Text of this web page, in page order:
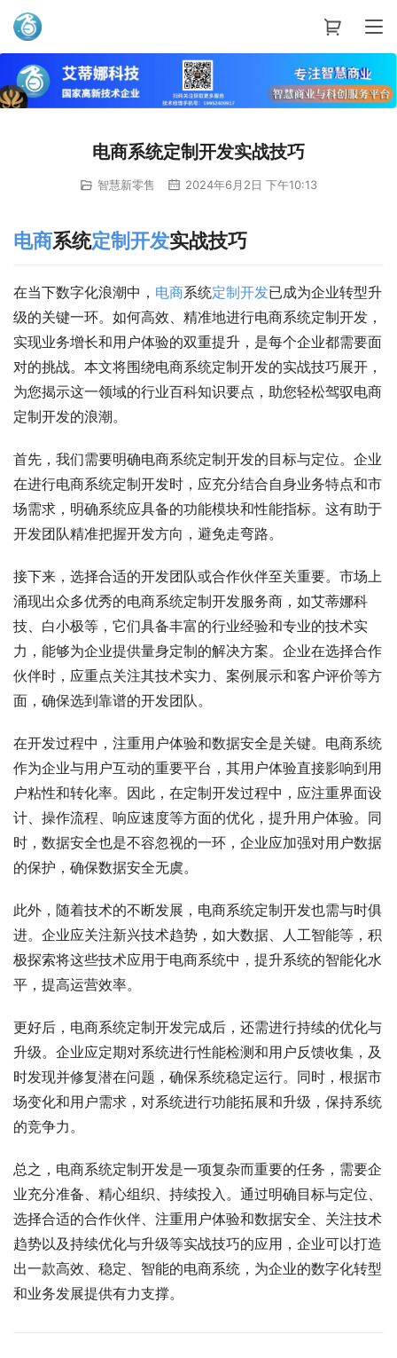
艾蒂娜科技
电商系统定制开发实战技巧
智慧新零售 2024年6月2日 下午10:13
电商系统定制开发实战技巧
在当下数字化浪潮中， 电商系统定制开发已成为企业转型升
级的关键一环。如何高效、精准地进行电商系统定制开发，
实现业务增长和用户体验的双重提升，是每个企业都需要面
对的挑战。本文将围绕电商系统定制开发的实战技巧展开，
为您揭示这一领域的行业百科知识要点，助您轻松驾驭电商
定制开发的浪潮。
首先，我们需要明确电商系统定制开发的目标与定位。企业
在进行电商系统定制开发时，应充分结合自身业务特点和市
场需求，明确系统应具备的功能模块和性能指标。这有助于
开发团队精准把握开发方向，避免走弯路。
接下来，选择合适的开发团队或合作伙伴至关重要。市场上
涌现出众多优秀的电商系统定制开发服务商，如艾蒂娜科
技、白小极等，它们具备丰富的行业经验和专业的技术实
力，能够为企业提供量身定制的解决方案。企业在选择合作
伙伴时，应重点关注其技术实力、案例展示和客户评价等方
面，确保选到靠谱的开发团队。
在开发过程中，注重用户体验和数据安全是关键。电商系统
作为企业与用户互动的重要平台，其用户体验直接影响到用
户粘性和转化率。因此，在定制开发过程中，应注重界面设
计、操作流程、响应速度等方面的优化，提升用户体验。同
时，数据安全也是不容忽视的一环，企业应加强对用户数据
的保护，确保数据安全无虞。
此外，随着技术的不断发展，电商系统定制开发也需与时俱
进。企业应关注新兴技术趋势，如大数据、人工智能等，积
极探索将这些技术应用于电商系统中，提升系统的智能化水
平，提高运营效率。
更好后，电商系统定制开发完成后，还需进行持续的优化与
升级。企业应定期对系统进行性能检测和用户反馈收集，及
时发现并修复潜在问题，确保系统稳定运行。同时，根据市
场变化和用户需求，对系统进行功能拓展和升级，保持系统
的竞争力。
总之，电商系统定制开发是一项复杂而重要的任务，需要企
业充分准备、精心组织、持续投入。通过明确目标与定位、
选择合适的合作伙伴、注重用户体验和数据安全、关注技术
趋势以及持续优化与升级等实战技巧的应用，企业可以打造
出一款高效、稳定、智能的电商系统，为企业的数字化转型
和业务发展提供有力支撑。